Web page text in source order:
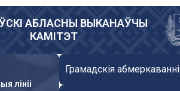
АБЛАСНЫ ВЫКАНАЎЧЫ
КАМІТЭТ
лініі
Грамадскія абмеркаванні